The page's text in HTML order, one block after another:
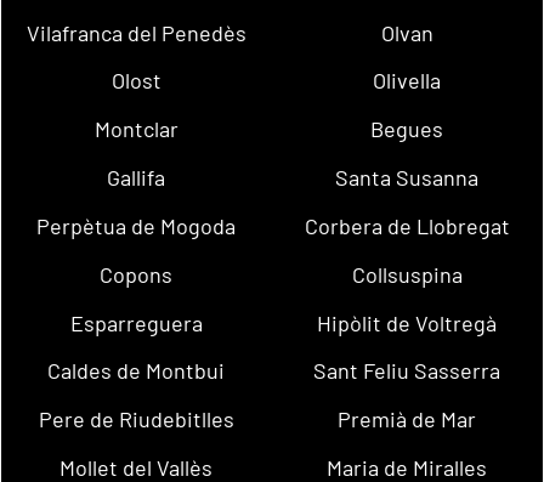
Vilafranca del Penedès
Olvan
Olost
Olivella
Montclar
Begues
Gallifa
Santa Susanna
Perpètua de Mogoda
Corbera de Llobregat
Copons
Collsuspina
Esparreguera
Hipòlit de Voltregà
Caldes de Montbui
Sant Feliu Sasserra
Pere de Riudebitlles
Premià de Mar
Mollet del Vallès
Maria de Miralles